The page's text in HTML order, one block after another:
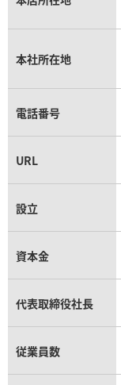
フランク ミュラー買取
リシャール・ミル買取
パネライ買取
チューダー（チュー
本社所在地
電話番号
URL
設立
資本金
代表取締役社長
従業員数